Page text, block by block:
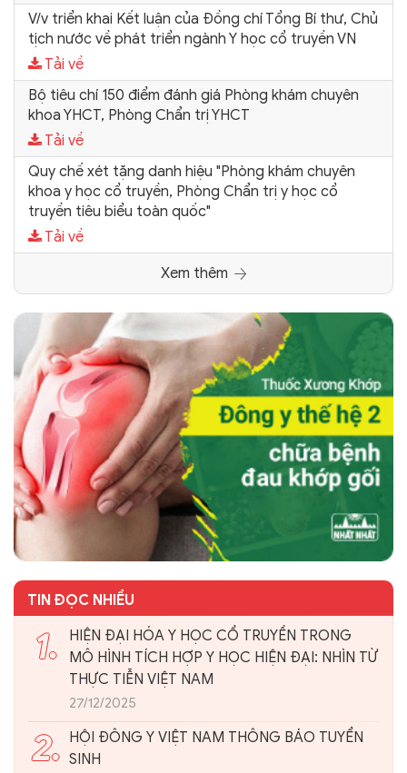
V/v triển khai Kết luận của Đồng chí Tổng Bí thư, Chủ
tịch nước về phát triển ngành Y học cổ truyền VN
Tải về
Bộ tiêu chí 150 điểm đánh giá Phòng khám chuyên
khoa YHCT, Phòng Chẩn trị YHCT
Tải về
Quy chế xét tặng danh hiệu "Phòng khám chuyên
khoa y học cổ truyền, Phòng Chẩn trị y học cổ
truyền tiêu biểu toàn quốc"
Tải về
Xem thêm
TIN ĐỌC NHIỀU
1.
HIỆN ĐẠI HÓA Y HỌC CỔ TRUYỀN TRONG
MÔ HÌNH TÍCH HỢP Y HỌC HIỆN ĐẠI: NHÌN TỪ
THỰC TIỄN VIỆT NAM
27/12/2025
2. HỘI ĐÔNG Y VIỆT NAM THÔNG BÁO TUYỂN
SINH